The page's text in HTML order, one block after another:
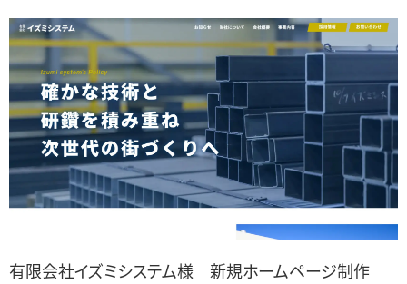
有限会社イズミシステム様 新規ホームページ制作